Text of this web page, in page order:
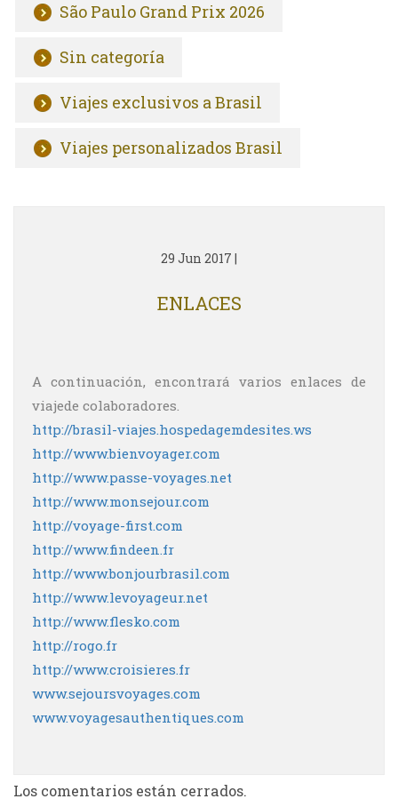
São Paulo Grand Prix 2026
Sin categoría
Viajes exclusivos a Brasil
Viajes personalizados Brasil
29 Jun 2017 |
ENLACES
A continuación, encontrará varios enlaces de
viajede colaboradores.
http://brasil-viajes.hospedagemdesites.ws
http://www.bienvoyager.com
http://www.passe-voyages.net
http://www.monsejour.com
http://voyage-first.com
http://www.findeen.fr
http://www.bonjourbrasil.com
http://www.levoyageur.net
http://www.flesko.com
http://rogo.fr
http://www.croisieres.fr
www.sejoursvoyages.com
www.voyagesauthentiques.com
Los comentarios están cerrados.